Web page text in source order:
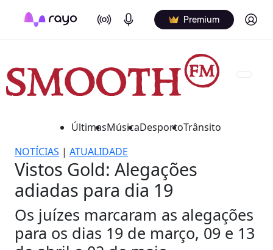
On Air Podcasts Premium Log in
ÚltimasMúsicaDesportoTrânsito
NOTÍCIAS | ATUALIDADE
Vistos Gold: Alegações
adiadas para dia 19
Os juízes marcaram as alegações
para os dias 19 de março, 09 e 13